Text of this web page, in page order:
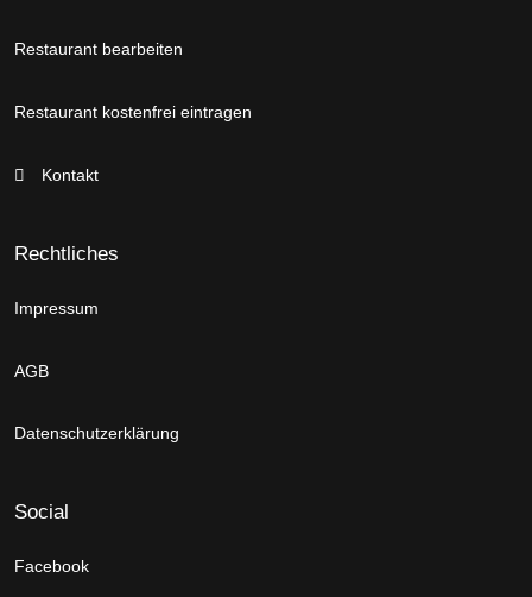
Restaurant bearbeiten
Restaurant kostenfrei eintragen
Kontakt
Rechtliches
Impressum
AGB
Datenschutzerklärung
Social
Facebook